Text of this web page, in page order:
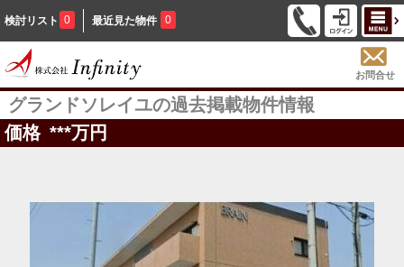
検討リスト 0 最近見た物件 0
お問合せ
グランドソレイユの過去掲載物件情報
価格 ***万円